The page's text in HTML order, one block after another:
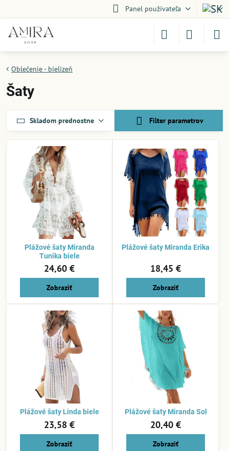
Panel používateľa
Oblečenie - bielizeň
Šaty
Skladom prednostne Filter parametrov
Plážové šaty Miranda
Tunika biele
24,60 €
Zobraziť
Plážové šaty Miranda Erika
18,45 €
Zobraziť
Plážové šaty Linda biele
23,58 €
Zobraziť
Plážové šaty Miranda Sol
20,40 €
Zobraziť